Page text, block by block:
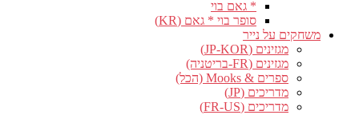
* גאם בוי
סופר בוי * גאם (KR)
משחקים על נייר
מגזינים (JP-KOR)
מגזינים (FR-בריטניה)
ספרים & Mooks (הכל)
מדריכים (JP)
מדריכים (FR-US)